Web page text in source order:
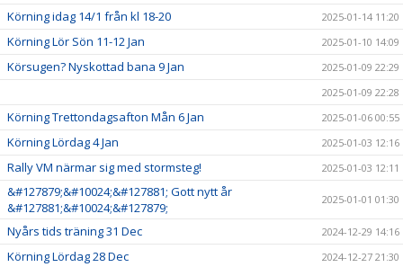
Körning idag 14/1 från kl 18-20 2025-01-14 11:20
Körning Lör Sön 11-12 Jan 2025-01-10 14:09
Körsugen? Nyskottad bana 9 Jan
2025-01-09 22:29
2025-01-09 22:28
Körning Trettondagsafton Mån 6 Jan 2025-01-06 00:55
Körning Lördag 4 Jan 2025-01-03 12:16
Rally VM närmar sig med stormsteg! 2025-01-03 12:11
&#127879;&#10024;&#127881; Gott nytt år
&#127881;&#10024;&#127879;
2025-01-01 01:30
Nyårs tids träning 31 Dec 2024-12-29 14:16
Körning Lördag 28 Dec 2024-12-27 21:30